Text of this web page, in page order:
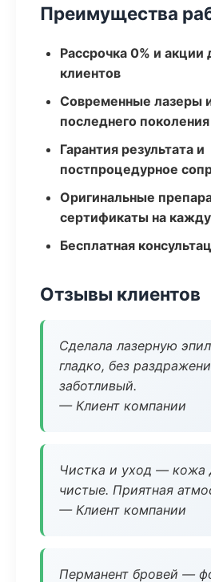
Преимущества
Рассрочка 0% и акции
клиентов
Современные лазеры
последнего поколения
Гарантия результата и
постпроцедурное
Оригинальные
сертификаты на
Бесплатная
Отзывы клиентов
Сделала лазерную
гладко, без
заботливый.
— Клиент компании
Чистка и уход — кожа
чистые. Приятная
— Клиент компании
Перманент бровей —